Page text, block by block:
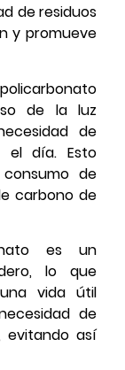
de residuos
y promueve
de la luz
de
el día. Esto
de
carbono de
es un
lo que
vida útil
de
evitando así